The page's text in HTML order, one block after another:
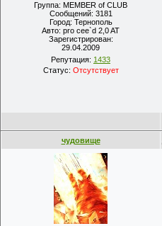
Группа: MEMBER of CLUB
Сообщений: 3181
Город: Тернополь
Авто: pro cee`d 2,0 AT
Зарегистрирован:
29.04.2009
Репутация: 1433
Статус: Отсутствует
чудовище